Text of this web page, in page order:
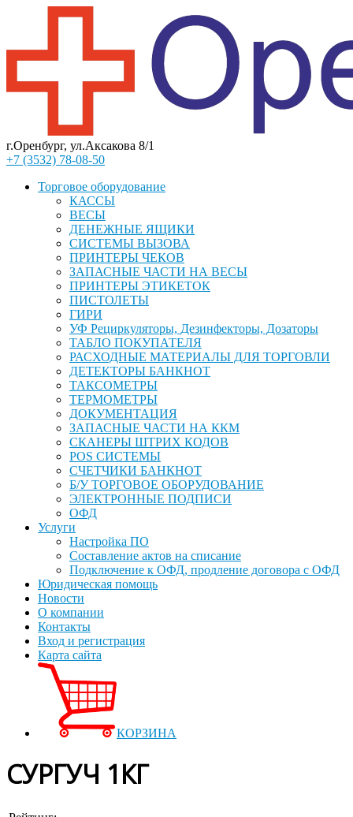
г.Оренбург, ул.Аксакова 8/1
+7 (3532) 78-08-50
Торговое оборудование
КАССЫ
ВЕСЫ
ДЕНЕЖНЫЕ ЯЩИКИ
СИСТЕМЫ ВЫЗОВА
ПРИНТЕРЫ ЧЕКОВ
ЗАПАСНЫЕ ЧАСТИ НА ВЕСЫ
ПРИНТЕРЫ ЭТИКЕТОК
ПИСТОЛЕТЫ
ГИРИ
УФ Рециркуляторы, Дезинфекторы, Дозаторы
ТАБЛО ПОКУПАТЕЛЯ
РАСХОДНЫЕ МАТЕРИАЛЫ ДЛЯ ТОРГОВЛИ
ДЕТЕКТОРЫ БАНКНОТ
ТАКСОМЕТРЫ
ТЕРМОМЕТРЫ
ДОКУМЕНТАЦИЯ
ЗАПАСНЫЕ ЧАСТИ НА ККМ
СКАНЕРЫ ШТРИХ КОДОВ
POS СИСТЕМЫ
СЧЕТЧИКИ БАНКНОТ
Б/У ТОРГОВОЕ ОБОРУДОВАНИЕ
ЭЛЕКТРОННЫЕ ПОДПИСИ
ОФД
Услуги
Настройка ПО
Составление актов на списание
Подключение к ОФД, продление договора с ОФД
Юридическая помощь
Новости
О компании
Контакты
Вход и регистрация
Карта сайта
КОРЗИНА
СУРГУЧ 1КГ